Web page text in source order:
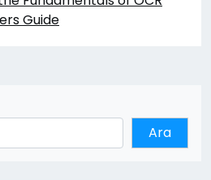
Guide
Ara